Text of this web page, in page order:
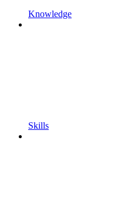
Knowledge
Skills